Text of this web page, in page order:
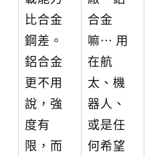
比合金
鋼差。
鋁合金
更不用
說，強
度有
限，而
合金
嘛… 用
在航
太、機
器人、
或是任
何希望